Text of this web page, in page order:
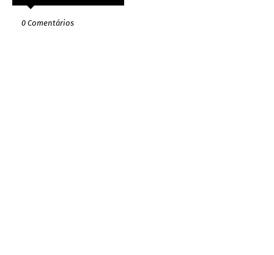
0 Comentários